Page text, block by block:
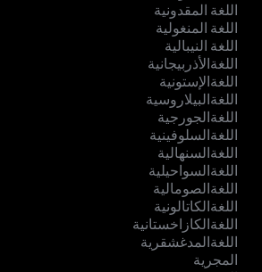
اللغة المقدونية
اللغة المنغولية
اللغة النيبالية
اللغةالأذربيجانية
اللغةالإستونية
اللغةالبيلاروسية
اللغةالجورجية
اللغةالسلوفينية
اللغةالسنهالية
اللغةالسواحيلية
اللغةالصومالية
اللغةالكاتالونية
اللغةالكازاخستانية
اللغةالمدغشقرية
المجرية